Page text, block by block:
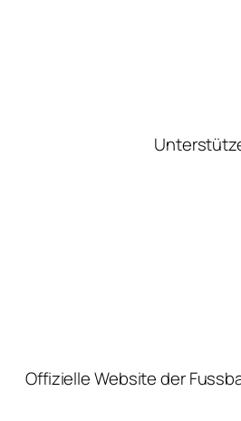
Offizielle Website der